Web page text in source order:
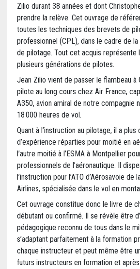
Zilio durant 38 années et dont
prendre la relève. Cet ouvrage de
toutes les techniques des brevets de
professionnel (CPL), dans le cadre de
de pilotage. Tout cet acquis représente
plusieurs générations de pilotes.
Jean Zilio vient de passer le flambeau à
pilote au long cours chez Air France,
A350, avion amiral de notre compagnie
18 000 heures de vol.
Quant à l’instruction au pilotage, il a plus
d’expérience réparties pour moitié en
l’autre moitié à l’ESMA à Montpellier
professionnels de l’aéronautique. Il
l’instruction pour l’ATO d’Aérosavoie de
Airlines, spécialisée dans le vol en
Cet ouvrage constitue donc le livre de
débutant ou confirmé. Il se révèle être
pédagogique reconnu de tous dans le
s’adaptant parfaitement à la formation
chaque instructeur et peut même être
futurs instructeurs en formation et après.